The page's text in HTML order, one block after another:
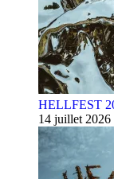
HELLFEST
14 juillet 2026